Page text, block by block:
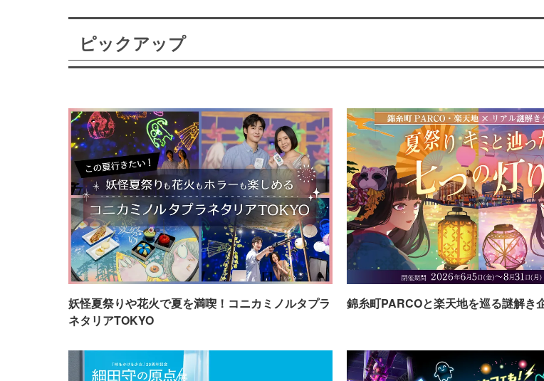
ピックアップ
妖怪夏祭りや花火で夏を満喫！コニカミノルタプラ
ネタリアTOKYO
錦糸町PARCOと楽天地を巡る謎解き